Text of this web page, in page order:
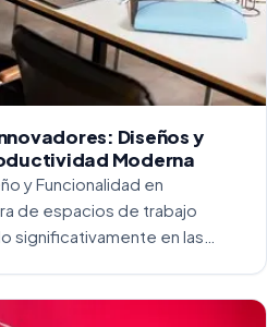
Diseños y
Moderna
y Funcionalidad en
de espacios de trabajo
significativamente en las